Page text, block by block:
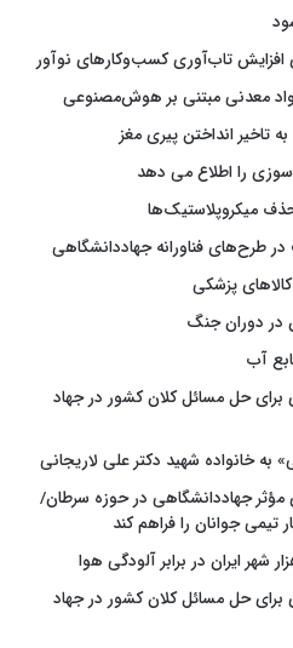
تاب‌آوری کسب‌وکارهای نوآور
معدنی مبتنی بر هوش‌مصنوعی
تاخیر انداختن پیری مغز
را اطلاع می دهد
حذف میکروپلاستیک‌ها
طرح‌های فناورانه جهاددانشگاهی
آب
برای حل مسائل کلان کشور در جهاد
به خانواده شهید دکتر علی لاریجانی
مؤثر جهاددانشگاهی در حوزه سرطان/
تیمی جوانان را فراهم کند
شهر ایران در برابر آلودگی هوا
برای حل مسائل کلان کشور در جهاد